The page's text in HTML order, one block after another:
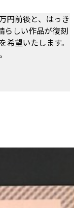
円前後と、はっき
らしい作品が復刻
望いたします。